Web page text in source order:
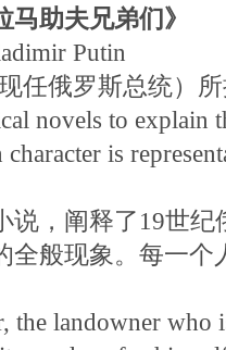
马助夫兄弟们》
Putin
任俄罗斯总统）
novels to explain
is
说，阐释了19世
全般现象。每一个
the landowner who